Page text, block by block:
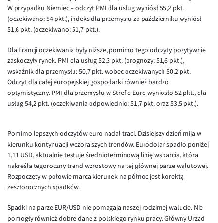
Inne pary walutowe
AUD/PLN
CAD/PLN
CNY/PLN
HKD/PLN
HUF/PLN
JPY/PLN
NZD/PLN
RON/PLN
SGD/PLN
ZAR/PLN
Aplikacja mobilna
Bezpieczeństwo
Pomoc
FAQ
Konto i opłaty
Wymiana walut
Przelewy zagraniczne
Słowniczek
Poradnik
KONTAKT
Dla mediów
W przypadku Niemiec – odczyt PMI dla usług wyniósł 55,2 pkt.
(oczekiwano: 54 pkt.), indeks dla przemysłu za październiku wyniósł
51,6 pkt. (oczekiwano: 51,7 pkt.).
Dla Francji oczekiwania były niższe, pomimo tego odczyty pozytywnie
zaskoczyły rynek. PMI dla usług 52,3 pkt. (prognozy: 51,6 pkt.),
wskaźnik dla przemysłu: 50,7 pkt. wobec oczekiwanych 50,2 pkt.
Odczyt dla całej europejskiej gospodarki również bardzo
optymistyczny. PMI dla przemysłu w Strefie Euro wyniosło 52 pkt., dla
usług 54,2 pkt. (oczekiwania odpowiednio: 51,7 pkt. oraz 53,5 pkt.).
Pomimo lepszych odczytów euro nadal traci. Dzisiejszy dzień mija w
kierunku kontynuacji wczorajszych trendów. Eurodolar spadło poniżej
1,11 USD, aktualnie testuje średnioterminową linię wsparcia, która
nakreśla tegoroczny trend wzrostowy na tej głównej parze walutowej.
Rozpoczęty w połowie marca kierunek na północ jest korektą
zeszłorocznych spadków.
Spadki na parze EUR/USD nie pomagają naszej rodzimej walucie. Nie
pomogły również dobre dane z polskiego rynku pracy. Główny Urząd